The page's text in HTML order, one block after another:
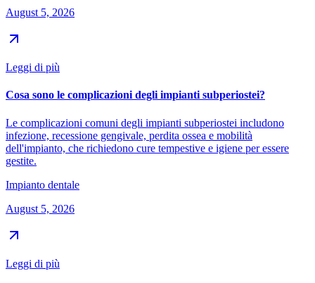
August 5, 2026
Leggi di più
Cosa sono le complicazioni degli impianti subperiostei?
Le complicazioni comuni degli impianti subperiostei includono
infezione, recessione gengivale, perdita ossea e mobilità
dell'impianto, che richiedono cure tempestive e igiene per essere
gestite.
Impianto dentale
August 5, 2026
Leggi di più